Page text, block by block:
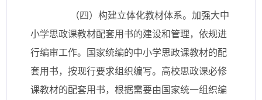
（四）构建立体化教材体系。加强大中
小学思政课教材配套用书的建设和管理，依规进
行编审工作。国家统编的中小学思政课教材的配
套用书，按现行要求组织编写。高校思政课必修
课教材的配套用书，根据需要由国家统一组织编